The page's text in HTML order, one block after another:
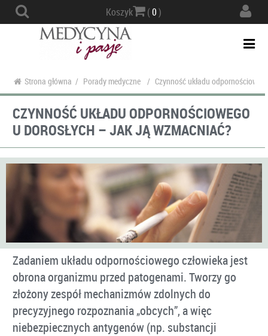
Koszyk (0)
Strona główna / Porady medyczne / Czynność układu
CZYNNOŚĆ UKŁADU ODPORNOŚCIOWEGO
U DOROSŁYCH – JAK JĄ WZMACNIAĆ?
Zadaniem układu odpornościowego człowieka jest
obrona organizmu przed patogenami. Tworzy go
złożony zespół mechanizmów zdolnych do
precyzyjnego rozpoznania „obcych”, a więc
niebezpiecznych antygenów (np. substancji